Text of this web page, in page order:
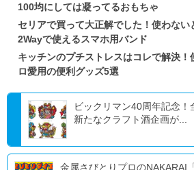
100均にしては凝ってるおもちゃ
セリアで買って大正解でした！使わない
2Wayで使えるスマホ用バンド
キッチンのプチストレスはコレで解決
ロ愛用の便利グッズ5選
ビックリマン40周年記念
新たなクラフト酒企画が...
金属さびとりプロのNAKARAI